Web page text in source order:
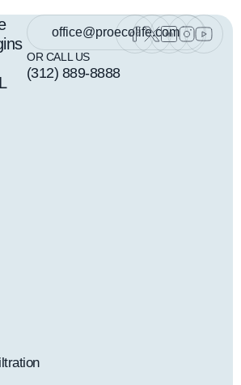
office@proecolife.com
OR CALL US
(312) 889-8888